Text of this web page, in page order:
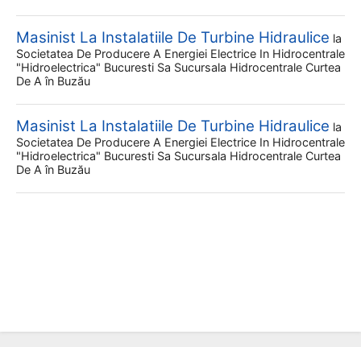
Masinist La Instalatiile De Turbine Hidraulice la
Societatea De Producere A Energiei Electrice In Hidrocentrale
"hidroelectrica" Bucuresti Sa Sucursala Hidrocentrale Curtea
De A în Buzău
Masinist La Instalatiile De Turbine Hidraulice la
Societatea De Producere A Energiei Electrice In Hidrocentrale
"hidroelectrica" Bucuresti Sa Sucursala Hidrocentrale Curtea
De A în Buzău